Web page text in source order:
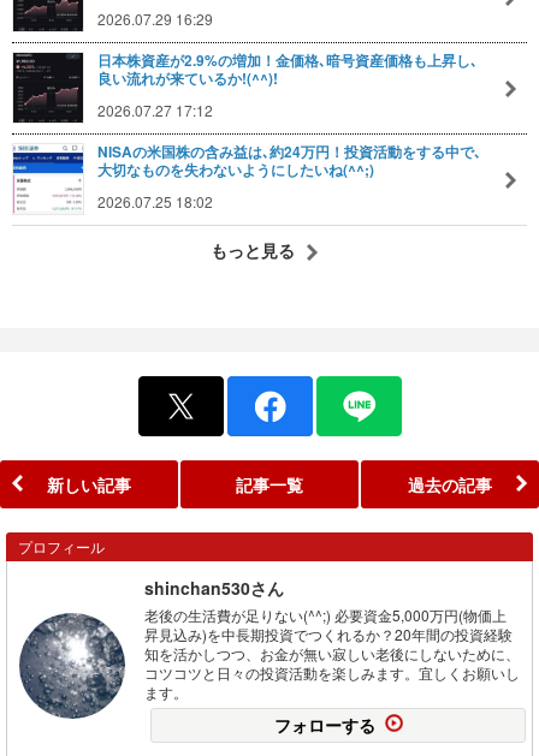
2026.07.29 16:29
日本株資産が2.9%の増加！金価格､暗号資産価格も上昇し､
良い流れが来ているか!(^^)!
2026.07.27 17:12
NISAの米国株の含み益は､約24万円！投資活動をする中で､
大切なものを失わないようにしたいね(^^;)
2026.07.25 18:02
もっと見る
新しい記事 記事一覧 過去の記事
プロフィール
shinchan530さん
老後の生活費が足りない(^^;) 必要資金5,000万円(物価上
昇見込み)を中長期投資でつくれるか？20年間の投資経験
知を活かしつつ、お金が無い寂しい老後にしないために、
コツコツと日々の投資活動を楽しみます。宜しくお願いし
ます。
フォローする